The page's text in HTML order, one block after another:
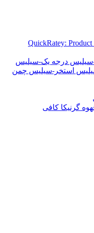
QuickRatey: Product
سیلیس درجه یک-سیلیس
استخر-سیلیس چمن
گرنیکا کافی